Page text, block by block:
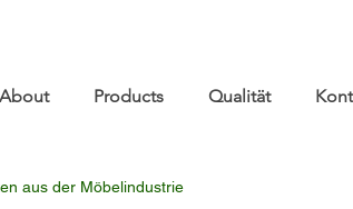
About Products Qualität
aus der Möbelindustrie